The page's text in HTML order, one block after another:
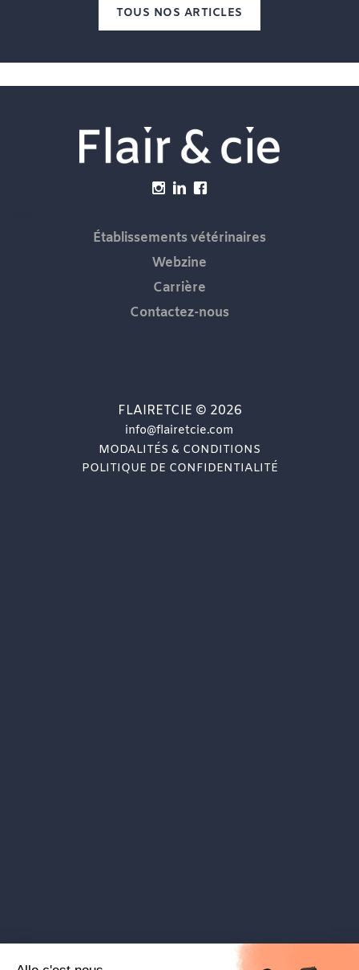
TOUS NOS ARTICLES
Établissements vétérinaires
Webzine
Carrière
Contactez-nous
MODALITÉS & CONDITIONS
POLITIQUE DE CONFIDENTIALITÉ
FLAIRETCIE © 2026
info@flairetcie.com